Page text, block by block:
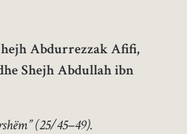
Abdurrezzak Afifi,
Shejh Abdullah ibn
(25/45–49).